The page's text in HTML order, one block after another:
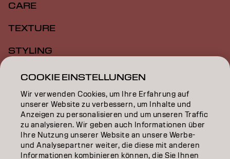
CARE
TEXTURE
STYLING
INSPIRATION
EDUCATION
ÜBER
SALON FINDER
COOKIE EINSTELLUNGEN
Wir verwenden Cookies, um Ihre Erfahrung auf
unserer Website zu verbessern, um Inhalte und
Anzeigen zu personalisieren und um unseren Traffic
zu analysieren. Wir geben auch Informationen über
Ihre Nutzung unserer Website an unsere Werbe-
und Analysepartner weiter, die diese mit anderen
Informationen kombinieren können, die Sie Ihnen